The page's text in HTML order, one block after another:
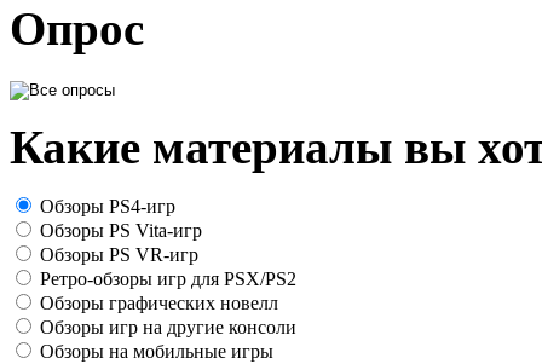
Опрос
Какие материалы вы
Обзоры PS4-игр
Обзоры PS Vita-игр
Обзоры PS VR-игр
Ретро-обзоры игр для PSX/PS2
Обзоры графических новелл
Обзоры игр на другие консоли
Обзоры на мобильные игры